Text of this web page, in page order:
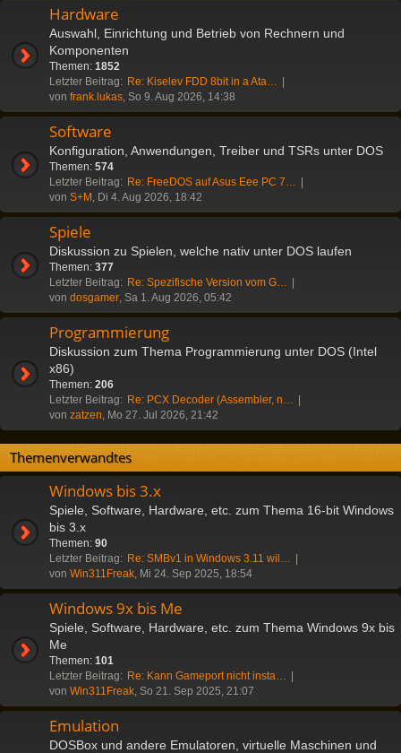
Hardware
Auswahl, Einrichtung und Betrieb von Rechnern und
Komponenten
Themen: 1852
Letzter Beitrag: Re: Kiselev FDD 8bit in a Ata…
von frank.lukas, So 9. Aug 2026, 14:38
Software
Konfiguration, Anwendungen, Treiber und TSRs unter DOS
Themen: 574
Letzter Beitrag: Re: FreeDOS auf Asus Eee PC 7…
von S+M , Di 4. Aug 2026, 18:42
Spiele
Diskussion zu Spielen, welche nativ unter DOS laufen
Themen: 377
Letzter Beitrag: Re: Spezifische Version vom G…
von dosgamer, Sa 1. Aug 2026, 05:42
Programmierung
Diskussion zum Thema Programmierung unter DOS (Intel
x86)
Themen: 206
Letzter Beitrag: Re: PCX Decoder (Assembler, n…
von zatzen, Mo 27. Jul 2026, 21:42
Themenverwandtes
Windows bis 3.x
Spiele, Software, Hardware, etc. zum Thema 16-bit Windows
bis 3.x
Themen: 90
Letzter Beitrag: Re: SMBv1 in Windows 3.11 wil…
von Win311Freak, Mi 24. Sep 2025, 18:54
Windows 9x bis Me
Spiele, Software, Hardware, etc. zum Thema Windows 9x bis
Me
Themen: 101
Letzter Beitrag: Re: Kann Gameport nicht insta…
von Win311Freak, So 21. Sep 2025, 21:07
Emulation
DOSBox und andere Emulatoren, virtuelle Maschinen und